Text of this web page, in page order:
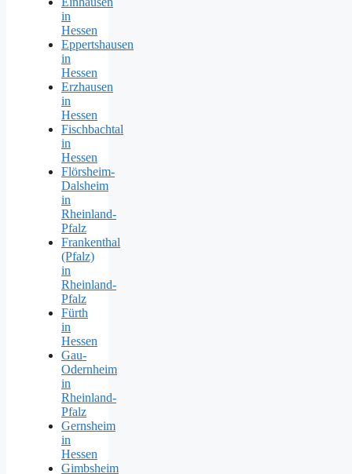
in
Hessen
Eppertshausen
in
Hessen
Erzhausen
in
Hessen
Fischbachtal
in
Hessen
Flörsheim-
Dalsheim
in
Rheinland-
Pfalz
Frankenthal
(Pfalz)
in
Rheinland-
Pfalz
Fürth
in
Hessen
Gau-
Odernheim
in
Rheinland-
Pfalz
Gernsheim
in
Hessen
Gimbsheim